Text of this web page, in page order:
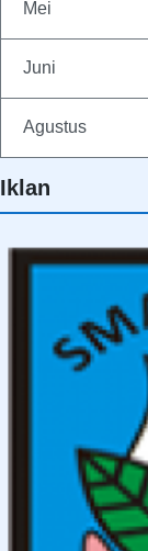
Mei
Juni
Agustus
Iklan